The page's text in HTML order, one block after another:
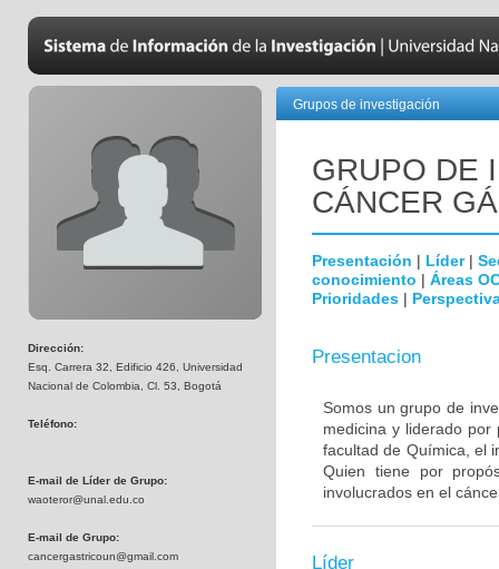
Dirección:
Esq. Carrera 32, Edificio 426, Universidad
Nacional de Colombia, Cl. 53, Bogotá
Teléfono:
E-mail de Líder de Grupo:
waoteror@unal.edu.co
E-mail de Grupo:
cancergastricoun@gmail.com
Grupos de investigación
GRUPO DE
CÁNCER
Presentación | Líder|
conocimiento | Áreas
Prioridades |
Presentacion
Somos un grupo de
medicina y liderado por
facultad de Química, el
Quien tiene por
involucrados en el
Líder